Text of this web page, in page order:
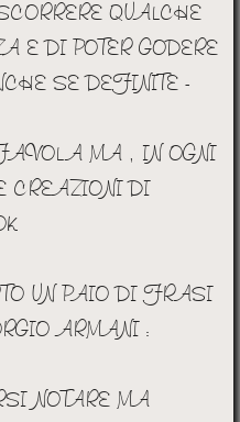
QUALCHE
E DI POTER GODERE
SE DEFINITE -
MA , IN OGNI
CREAZIONI DI
UN PAIO DI FRASI
ARMANI :
NOTARE MA